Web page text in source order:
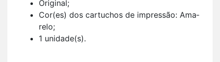
Ori­ginal;
Cor(es) dos car­tu­chos de im­pressão: Ama­
relo;
1 uni­dade(s).